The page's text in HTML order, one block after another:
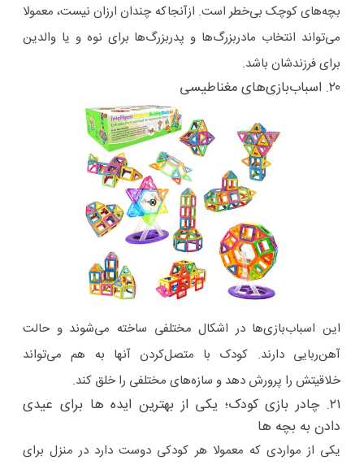
بچه‌های کوچک بی‌خطر است. ازآنجاکه چندان ارزان نیست، معمولا
می‌تواند انتخاب مادربزرگ‌ها و پدربزرگ‌ها برای نوه و یا والدین
برای فرزندشان باشد.
۲۰. اسباب‌بازی‌های مغناطیسی
این اسباب‌بازی‌ها در اشکال مختلفی ساخته می‌شوند و حالت
آهن‌ربایی دارند. کودک با متصل‌کردن آنها به هم می‌تواند
خلاقیتش را پرورش دهد و سازه‌های مختلفی را خلق کند.
۲۱. چادر بازی کودک؛ یکی از بهترین ایده ها برای عیدی
دادن به بچه ها
یکی از مواردی‌ که معمولا هر کودکی دوست دارد در منزل برای